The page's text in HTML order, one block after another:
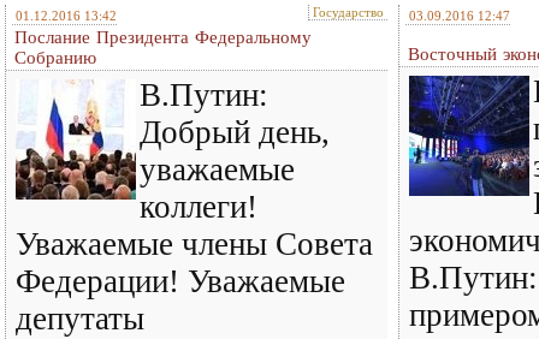
01.12.2016 13:42 Государство
Послание Президента Федеральному
Собранию
В.Путин:
Добрый день,
уважаемые
коллеги!
Уважаемые члены Совета
Федерации! Уважаемые
депутаты
03.09.2016 12:47
Восточный